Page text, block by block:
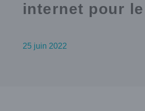
internet pour le
25 juin 2022